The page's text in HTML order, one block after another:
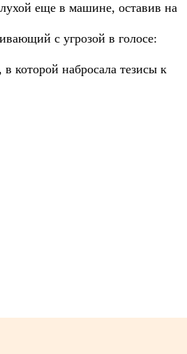
еще в машине, оставив на
с угрозой в голосе:
которой набросала тезисы к